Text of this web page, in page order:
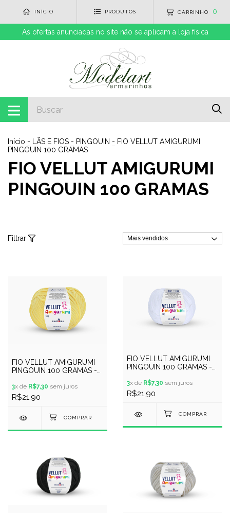
INÍCIO PRODUTOS CARRINHO 0
As ofertas anunciadas no site não se aplicam a loja física
Início - LÃS E FIOS - PINGOUIN - FIO VELLUT AMIGURUMI
PINGOUIN 100 GRAMAS
FIO VELLUT AMIGURUMI
PINGOUIN 100 GRAMAS
Filtrar
FIO VELLUT AMIGURUMI
PINGOUIN 100 GRAMAS -
3x de R$7,30 sem juros
R$21,90
FIO VELLUT AMIGURUMI
PINGOUIN 100 GRAMAS -
3x de R$7,30 sem juros
R$21,90